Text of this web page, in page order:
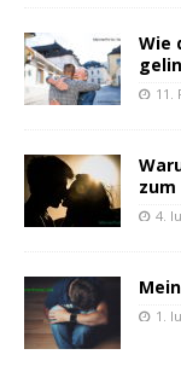
Wie
11.
4.
1.